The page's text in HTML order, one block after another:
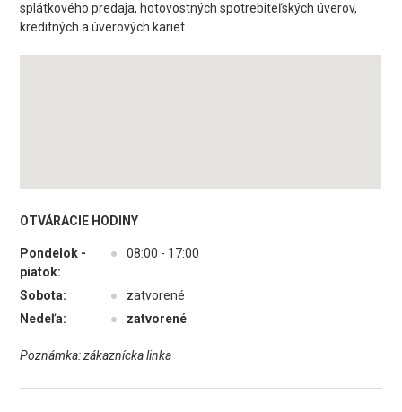
splátkového predaja, hotovostných spotrebiteľských úverov,
kreditných a úverových kariet.
OTVÁRACIE HODINY
Pondelok -
piatok:
● 08:00 - 17:00
Sobota: ●
zatvorené
Nedeľa:
● zatvorené
Poznámka: zákaznícka linka